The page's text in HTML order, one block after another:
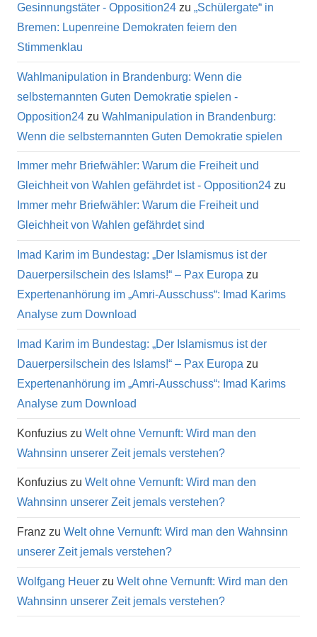
Gesinnungstäter - Opposition24 zu „Schülergate“ in
Bremen: Lupenreine Demokraten feiern den
Stimmenklau
Wahlmanipulation in Brandenburg: Wenn die
selbsternannten Guten Demokratie spielen -
Opposition24 zu Wahlmanipulation in Brandenburg:
Wenn die selbsternannten Guten Demokratie spielen
Immer mehr Briefwähler: Warum die Freiheit und
Gleichheit von Wahlen gefährdet ist - Opposition24 zu
Immer mehr Briefwähler: Warum die Freiheit und
Gleichheit von Wahlen gefährdet sind
Imad Karim im Bundestag: „Der Islamismus ist der
Dauerpersilschein des Islams!“ – Pax Europa zu
Expertenanhörung im „Amri-Ausschuss“: Imad Karims
Analyse zum Download
Imad Karim im Bundestag: „Der Islamismus ist der
Dauerpersilschein des Islams!“ – Pax Europa zu
Expertenanhörung im „Amri-Ausschuss“: Imad Karims
Analyse zum Download
Konfuzius zu Welt ohne Vernunft: Wird man den
Wahnsinn unserer Zeit jemals verstehen?
Konfuzius zu Welt ohne Vernunft: Wird man den
Wahnsinn unserer Zeit jemals verstehen?
Franz zu Welt ohne Vernunft: Wird man den Wahnsinn
unserer Zeit jemals verstehen?
Wolfgang Heuer zu Welt ohne Vernunft: Wird man den
Wahnsinn unserer Zeit jemals verstehen?